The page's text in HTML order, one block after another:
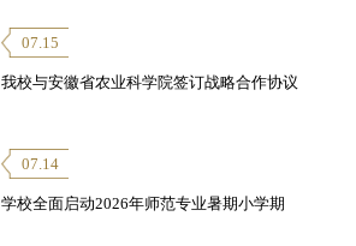
07.15
我校与安徽省农业科学院签订战略合作协议
07.14
学校全面启动2026年师范专业暑期小学期